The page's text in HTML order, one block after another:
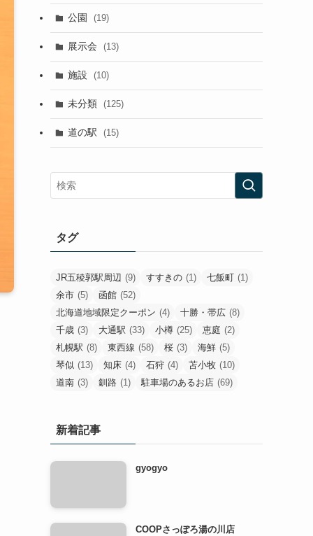
公園 (19)
展示会 (13)
施設 (10)
未分類 (125)
道の駅 (15)
タグ
JR五稜郭駅周辺 (9) すすきの (1) 七飯町 (1)
余市 (5) 函館 (52)
北海道地域限定クーポン (4) 十勝・帯広 (8)
千歳 (3) 大通駅 (33) 小樽 (25) 恵庭 (2)
札幌駅 (8) 東西線 (58) 桜 (3) 海鮮 (5)
琴似 (13) 知床 (4) 石狩 (4) 苫小牧 (10)
道南 (3) 釧路 (1) 駐車場のあるお店 (69)
新着記事
gyogyo
COOPさっぽろ湯の川店